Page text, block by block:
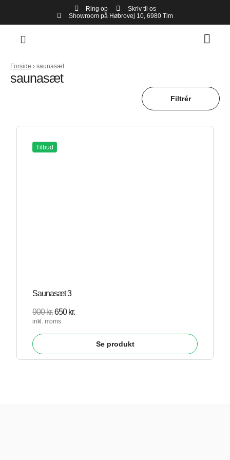
Ring op
Skriv til os
Showroom på Høbrovej 10, 6980 Tim
Forside › saunasæt
saunasæt
Filtrér
Tilbud
Saunasæt 3
900kr.650 kr.
inkl. moms
Se produkt